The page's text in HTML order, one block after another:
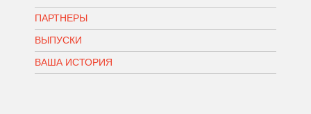
ПАРТНЕРЫ
ВЫПУСКИ
ВАША ИСТОРИЯ